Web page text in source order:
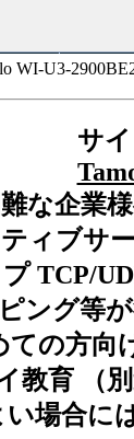
WI-U3-
サ
な企業
ィブサ
TCP/
ング等
ての方
教育 （
場合に